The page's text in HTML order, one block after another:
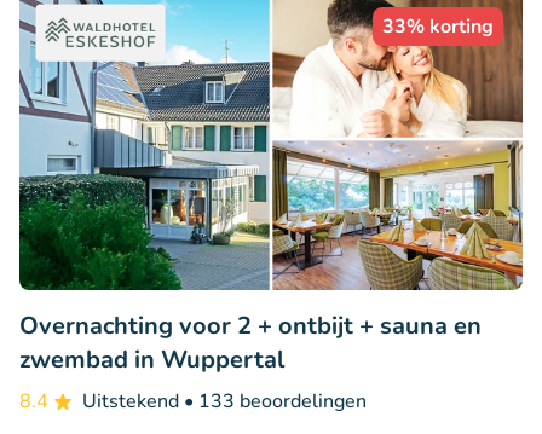
33% korting
Overnachting voor 2 + ontbijt + sauna en
zwembad in Wuppertal
8.4 Uitstekend • 133 beoordelingen